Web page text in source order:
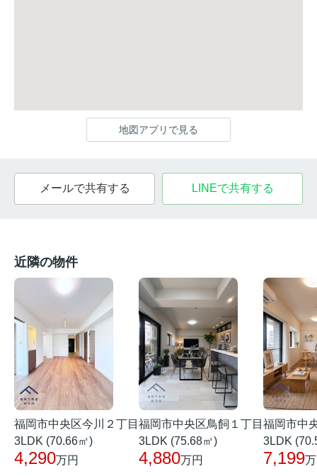
地図アプリで見る
メールで共有する LINEで共有する
近隣の物件
福岡市中央区今川２丁目
3LDK (70.66㎡)
4,290万円
福岡市中央区鳥飼１丁目
3LDK (75.68㎡)
4,880万円
福岡市中
3LDK
7,199